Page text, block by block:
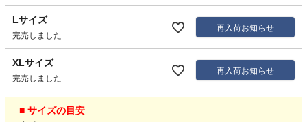
Lサイズ
完売しました
再入荷お知らせ
XLサイズ
完売しました
再入荷お知らせ
■ サイズの目安